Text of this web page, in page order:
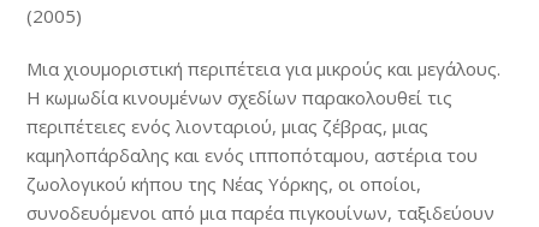
(2005)
Μια χιουμοριστική περιπέτεια για μικρούς και μεγάλους.
Η κωμωδία κινουμένων σχεδίων παρακολουθεί τις
περιπέτειες ενός λιονταριού, μιας ζέβρας, μιας
καμηλοπάρδαλης και ενός ιπποπόταμου, αστέρια του
ζωολογικού κήπου της Νέας Υόρκης, οι οποίοι,
συνοδευόμενοι από μια παρέα πιγκουίνων, ταξιδεύουν